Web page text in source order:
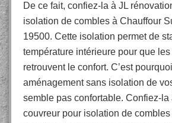
De ce fait, confiez-la à JL
isolation de combles à Chauffour
19500. Cette isolation permet de
température intérieure pour que
retrouvent le confort. C’est
aménagement sans isolation de
semble pas confortable. Confiez-la
couvreur pour isolation de